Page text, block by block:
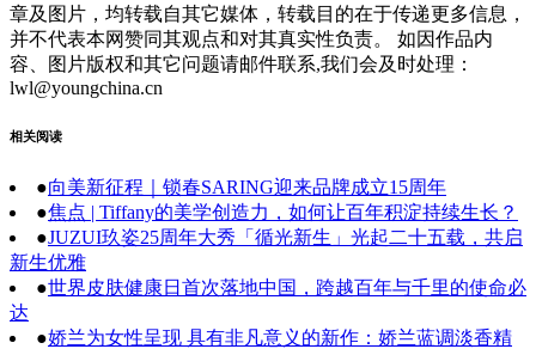
章及图片，均转载自其它媒体，转载目的在于传递更多信息，
并不代表本网赞同其观点和对其真实性负责。 如因作品内
容、图片版权和其它问题请邮件联系,我们会及时处理：
lwl@youngchina.cn
相关阅读
●向美新征程｜锁春SARING迎来品牌成立15周年
●焦点 | Tiffany的美学创造力，如何让百年积淀持续生长？
●JUZUI玖姿25周年大秀「循光新生」光起二十五载，共启
新生优雅
●世界皮肤健康日首次落地中国，跨越百年与千里的使命必
达
●娇兰为女性呈现 具有非凡意义的新作：娇兰蓝调淡香精